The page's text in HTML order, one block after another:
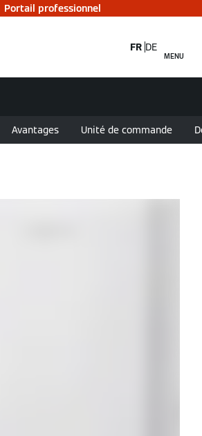
Portail professionnel
MENU
FR DE
Avantages Unité de commande